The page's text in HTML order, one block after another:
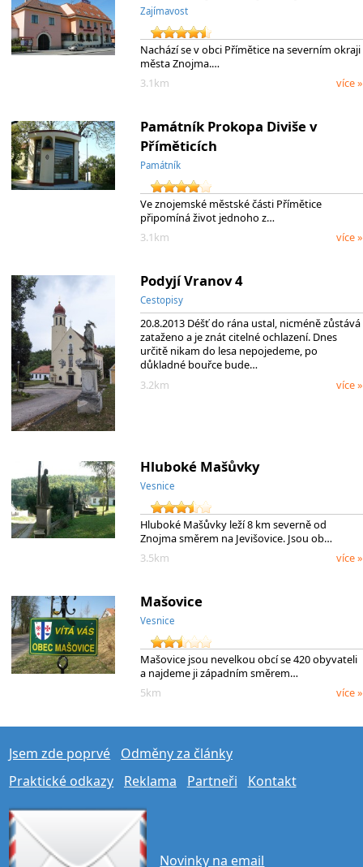
Zajímavost
Nachází se v obci Přímětice na severním okraji
města Znojma.…
3.1km
více »
Památník Prokopa Diviše v
Příměticích
Památník
Ve znojemské městské části Přímětice
připomíná život jednoho z…
3.1km
více »
Podyjí Vranov 4
Cestopisy
20.8.2013 Déšť do rána ustal, nicméně zůstává
zataženo a je znát citelné ochlazení. Dnes
určitě nikam do lesa nepojedeme, po
důkladné bouřce bude…
3.2km
více »
Hluboké Mašůvky
Vesnice
Hluboké Mašůvky leží 8 km severně od
Znojma směrem na Jevišovice. Jsou ob…
3.5km
více »
Mašovice
Vesnice
Mašovice jsou nevelkou obcí se 420 obyvateli
a najdeme ji západním směrem…
5km
více »
Jsem zde poprvé
Odměny za články
Praktické odkazy
Reklama Partneři Kontakt
Novinky na email